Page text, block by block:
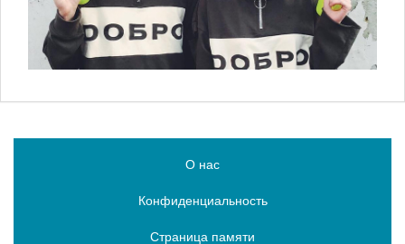
О нас
Конфиденциальность
Страница памяти